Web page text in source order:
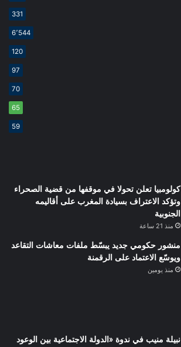
331
6٬544
120
97
70
65
59
كولومبيا تعلن تحولا في موقفها من قضية الصحراء
وتؤكد الاعتراف بسيادة المغرب على أقاليمه
الجنوبية
منذ 21 ساعة
منشور حكومي جديد يبسّط ملفات معاشات التقاعد
ويوسّع الاعتماد على الرقمنة
منذ يومين
نبيلة منيب في ندوة «الدولة الاجتماعية بين الوعود